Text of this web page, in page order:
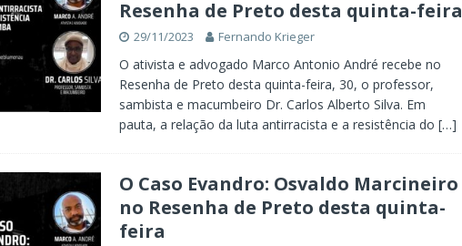
Resenha de Preto desta quinta-feira
29/11/2023 Fernando Krieger
O ativista e advogado Marco Antonio André recebe no
Resenha de Preto desta quinta-feira, 30, o professor,
sambista e macumbeiro Dr. Carlos Alberto Silva. Em
pauta, a relação da luta antirracista e a resistência do […]
O Caso Evandro: Osvaldo Marcineiro
no Resenha de Preto desta quinta-
feira